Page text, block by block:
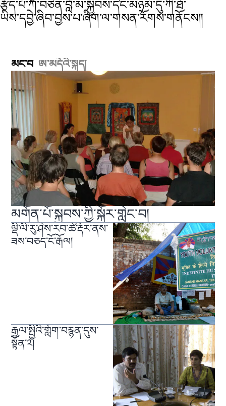
རྩོད་པ་ཀ་བཙན་བླ་མ་སྐྱབས་དང་མཉམ་དུ་ཀེ་ཐོ་
ཡིས་དབྱེ་ཞིབ་བྱས་པ་ཞིག་ལ་གསན་རོགས་གནོངས༎
མང་བ ཨ་མདོའི་སྐད།
མགོན་པོ་སྐྱབས་ཀྱི་སྐོར་གླེང་བ།
ལྡི་ལི་རུ་ཤེས་རབ་ཚེ་རྡོར་ནས་
ཟས་བཅད་ངོ་རྒོལ།
རྒྱལ་སྤྱིའི་གློག་བརྙན་དུས་
སྟོན་༢།